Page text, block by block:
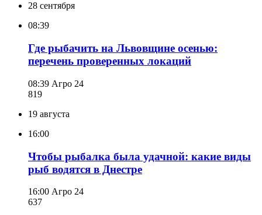
28 сентября
08:39
Где рыбачить на Львовщине осенью:
перечень проверенных локаций
08:39 Агро 24
819
19 августа
16:00
Чтобы рыбалка была удачной: какие виды
рыб водятся в Днестре
16:00 Агро 24
637